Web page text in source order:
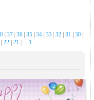
| 37| 36| 35| 34| 33| 32| 31 30|
22| 21 | ... 1